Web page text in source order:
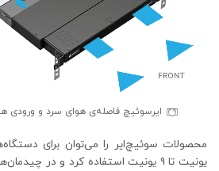
ایرسوئیچ فاصله‌ی هوای سرد و ورودی
محصولات سوئیچ‌ایر را می‌توان برای
یونیت تا 9 یونیت استفاده کرد و در